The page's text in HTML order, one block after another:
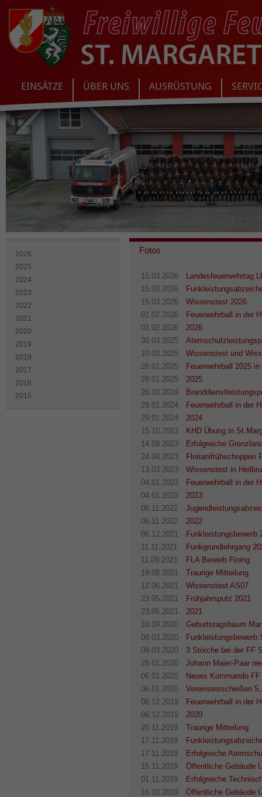
EINSÄTZE ÜBER UNS AUSRÜSTUNG
2026
2025
2024
2023
2022
2021
2020
2019
2018
2017
2016
2015
Fotos
15.03.2026
Landesfeuerwehrtag
15.03.2026
15.03.2026
Wissenstest 2026
01.02.2026
Feuerwehrball in der
01.02.2026
2026
30.03.2025
10.03.2025
Wissenstest und
28.01.2025
Feuerwehrball 2025
28.01.2025
2025
26.10.2024
29.01.2024
Feuerwehrball in der
29.01.2024
2024
15.10.2023
KHD Übung in
14.09.2023
Erfolgreiche
24.04.2023
Florianifrühschoppen
13.03.2023
Wissenstest in
04.01.2023
Feuerwehrball in der
04.01.2023
2023
06.11.2022
06.11.2022
2022
06.12.2021
Funkleistungsbewerb
11.11.2021
Funkgrundlehrgang
11.09.2021
FLA Bewerb Floing
19.08.2021
Traurige Mitteilung
12.06.2021
Wissenstest AS07
23.05.2021
Frühjahrsputz 2021
23.05.2021
2021
10.09.2020
Geburtstagsbaum
08.03.2020
Funkleistungsbewerb
08.03.2020
3 Störche bei der FF
28.01.2020
Johann Maier-Paar
06.01.2020
Neues Kommando
06.01.2020
Vereinseisschießen
06.12.2019
Feuerwehrball in der
06.12.2019
2020
20.11.2019
Traurige Mitteilung
17.11.2019
17.11.2019
Erfolgreiche
15.11.2019
Öffentliche Gebäude
01.11.2019
Erfolgreiche
16.10.2019
Öffentliche Gebäude